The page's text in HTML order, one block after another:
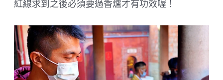
紅線求到之後必須要過香爐才有功效喔！